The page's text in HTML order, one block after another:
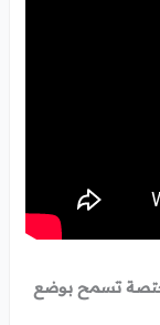
مختصة تسمح بوضع